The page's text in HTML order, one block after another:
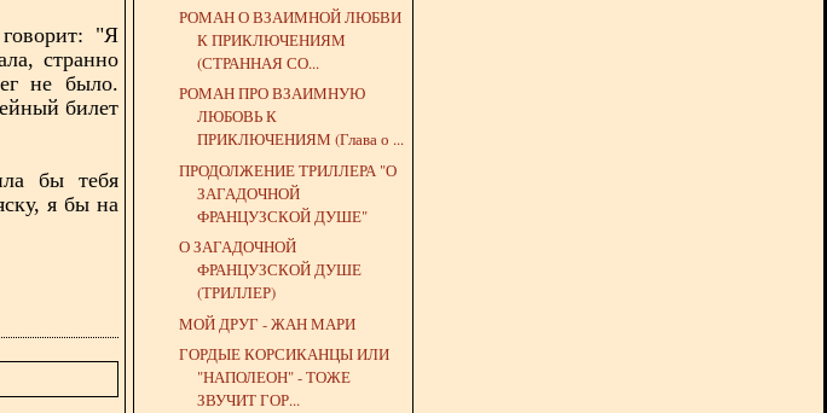
"Я
странно
не было.
билет
бы тебя
я бы на
РОМАН О ВЗАИМНОЙ ЛЮБВИ
К ПРИКЛЮЧЕНИЯМ
(СТРАННАЯ СО...
РОМАН ПРО ВЗАИМНУЮ
ЛЮБОВЬ К
ПРИКЛЮЧЕНИЯМ (Глава о ...
ПРОДОЛЖЕНИЕ ТРИЛЛЕРА "О
ЗАГАДОЧНОЙ
ФРАНЦУЗСКОЙ ДУШЕ"
О ЗАГАДОЧНОЙ
ФРАНЦУЗСКОЙ ДУШЕ
(ТРИЛЛЕР)
МОЙ ДРУГ - ЖАН МАРИ
ГОРДЫЕ КОРСИКАНЦЫ ИЛИ
"НАПОЛЕОН" - ТОЖЕ
ЗВУЧИТ ГОР...